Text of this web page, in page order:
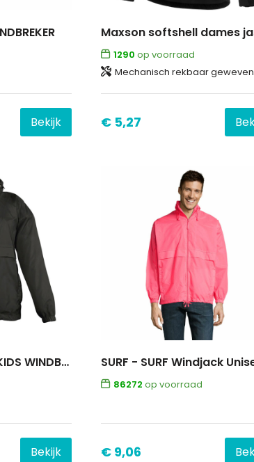
Bekijk
Maxson softshell dames
1290 op voorraad
Mechanisch rekbaar geweven met waterproof, ademend membraam en water afstotende afwerking van 100% Polyester, 270 g/m2, Bonding, Micro fleece van
€ 5,27
SURF KIDS - SURF KIDS WINDBREAKER 210g
Bekijk
SURF - SURF Windjack
86272 op voorraad
€ 9,06